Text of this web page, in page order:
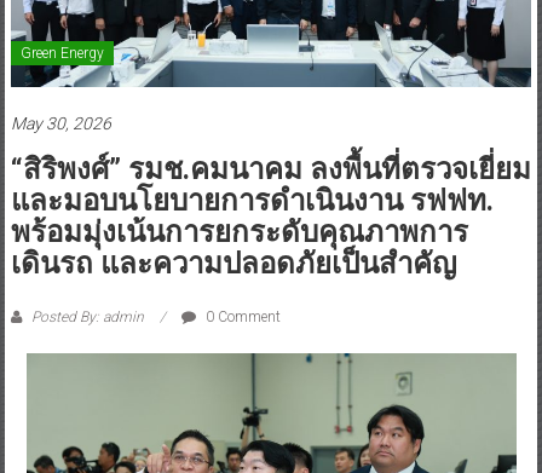
Green Energy
May 30, 2026
“สิริพงศ์” รมช.คมนาคม ลงพื้นที่ตรวจเยี่ยม
และมอบนโยบายการดำเนินงาน รฟฟท.
พร้อมมุ่งเน้นการยกระดับคุณภาพการ
เดินรถ และความปลอดภัยเป็นสำคัญ
Posted By: admin 0 Comment